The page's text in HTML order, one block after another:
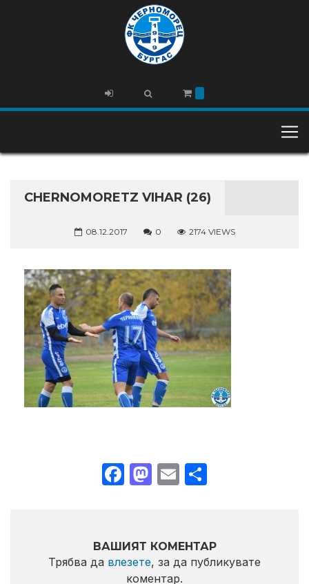
CHERNOMORETZ VIHAR (26)
08.12.2017 0 2174 VIEWS
Facebook
Mastodon
Email
ВАШИЯТ КОМЕНТАР
Трябва да влезете, за да публикувате
коментар.